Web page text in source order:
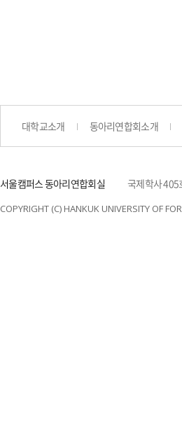
대학교소개 동아리연합회소개
서울캠퍼스 동아리연합회실 국제학사 405
COPYRIGHT (C) HANKUK UNIVERSITY OF